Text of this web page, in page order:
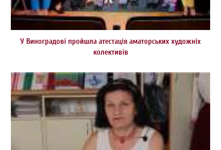
У Виноградові пройшла атестація аматорських художніх
колективів